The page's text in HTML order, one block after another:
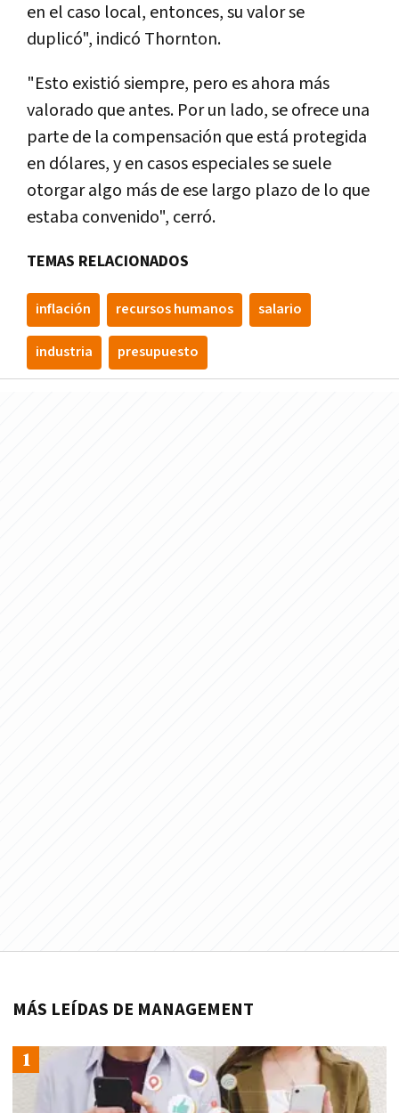
en el caso local, entonces, su valor se
duplicó", indicó Thornton.
"Esto existió siempre, pero es ahora más
valorado que antes. Por un lado, se ofrece una
parte de la compensación que está protegida
en dólares, y en casos especiales se suele
otorgar algo más de ese largo plazo de lo que
estaba convenido", cerró.
TEMAS RELACIONADOS
inflación recursos humanos salario
industria presupuesto
MÁS LEÍDAS DE MANAGEMENT